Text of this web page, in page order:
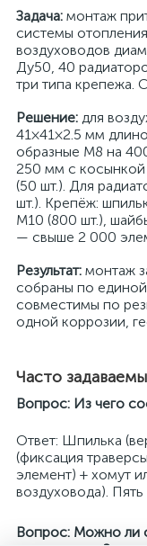
Задача: монтаж
системы
воздуховодов
Ду50, 40
три типа крепежа.
Решение: для
41×41×2.5 мм
образные M8 на
250 мм с косынкой
(50 шт.). Для
шт.). Крепёж:
M10 (800 шт.),
— свыше 2 000
Результат: монтаж
собраны по
совместимы по
одной коррозии,
Часто
Вопрос: Из чего
Ответ: Шпилька
(фиксация
элемент) + хомут
воздуховода).
Вопрос: Можно ли